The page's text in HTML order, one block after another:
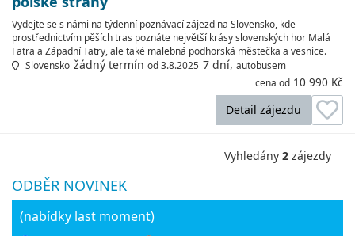
Vydejte se s námi na týdenní poznávací zájezd na Slovensko, kde
prostřednictvím pěších tras poznáte největší krásy slovenských hor Malá
Fatra a Západní Tatry, ale také malebná podhorská městečka a vesnice.
Slovensko žádný termín od 3.8.2025 7 dní, autobusem
cena od 10 990 Kč
Detail zájezdu
Vyhledány 2 zájezdy
ODBĚR NOVINEK
(nabídky last moment)